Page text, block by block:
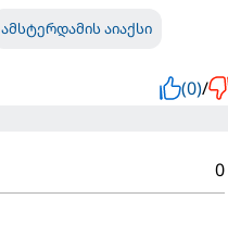
ამსტერდამის აიაქსი
(0)/
0